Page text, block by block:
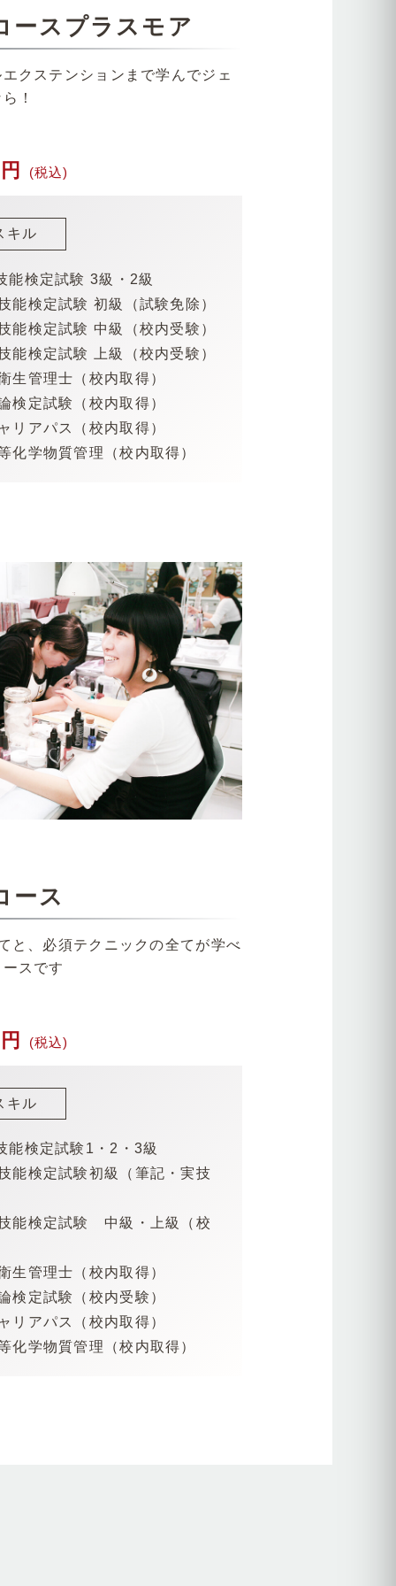
ースプラスモア
クステンションまで学んでジェ
！
(税込)
キル
能検定試験 3級・2級
能検定試験 初級（試験免除）
能検定試験 中級（校内受験）
能検定試験 上級（校内受験）
生管理士（校内取得）
検定試験（校内取得）
リアパス（校内取得）
化学物質管理（校内取得）
ース
と、必須テクニックの全てが学べ
スです
(税込)
キル
能検定試験1・2・3級
能検定試験初級（筆記・実技
能検定試験 中級・上級（校
生管理士（校内取得）
検定試験（校内受験）
リアパス（校内取得）
化学物質管理（校内取得）